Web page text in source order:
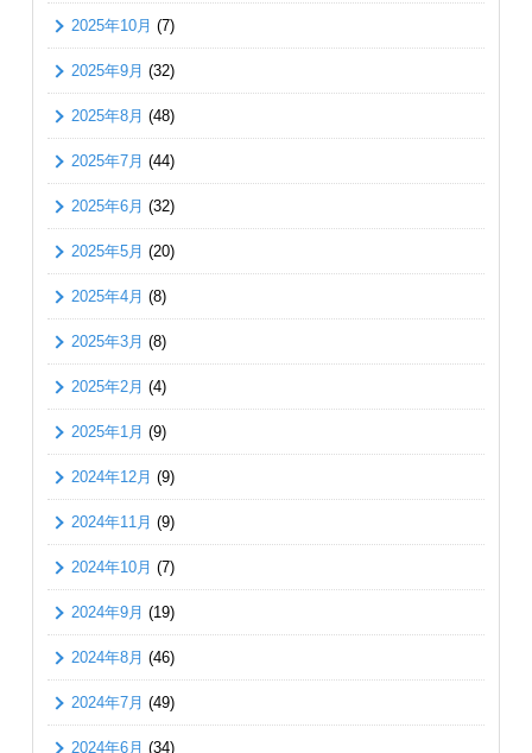
2025年10月 (7)
2025年9月 (32)
2025年8月 (48)
2025年7月 (44)
2025年6月 (32)
2025年5月 (20)
2025年4月 (8)
2025年3月 (8)
2025年2月 (4)
2025年1月 (9)
2024年12月 (9)
2024年11月 (9)
2024年10月 (7)
2024年9月 (19)
2024年8月 (46)
2024年7月 (49)
2024年6月 (34)